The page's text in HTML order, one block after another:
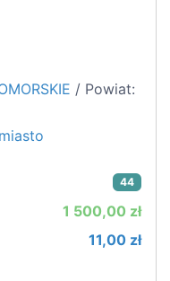
/ Powiat:
44
1 500,00 zł
11,00 zł